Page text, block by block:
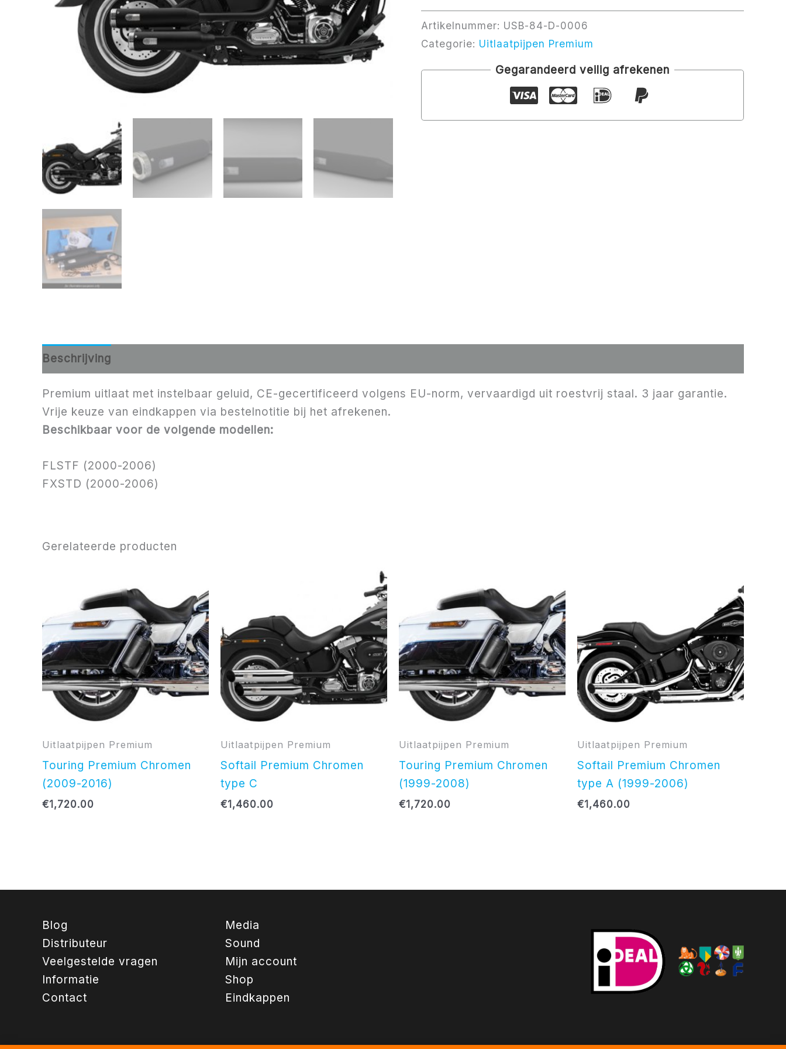
Artikelnummer: USB-84-D-0006
Categorie: Uitlaatpijpen Premium
Gegarandeerd veilig afrekenen
Beschrijving
Premium uitlaat met instelbaar geluid, CE-gecertificeerd volgens EU-norm, vervaardigd uit roestvrij staal. 3 jaar garantie.
Vrije keuze van eindkappen via bestelnotitie bij het afrekenen.
Beschikbaar voor de volgende modellen:
FLSTF (2000-2006)
FXSTD (2000-2006)
Gerelateerde producten
Uitlaatpijpen Premium
Touring Premium Chromen
(2009-2016)
€1,720.00
Uitlaatpijpen Premium
Softail Premium Chromen
type C
€1,460.00
Uitlaatpijpen Premium
Touring Premium Chromen
(1999-2008)
€1,720.00
Uitlaatpijpen Premium
Softail Premium Chromen
type A (1999-2006)
€1,460.00
Blog
Distributeur
Veelgestelde vragen
Informatie
Contact
Media
Sound
Mijn account
Shop
Eindkappen